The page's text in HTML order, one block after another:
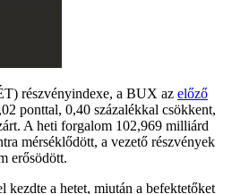
részvényindexe, a BUX az előző
ponttal, 0,40 százalékkal csökkent,
A heti forgalom 102,969 milliárd
mérséklődött, a vezető részvények
erősödött.
kezdte a hetet, miután a befektetőket